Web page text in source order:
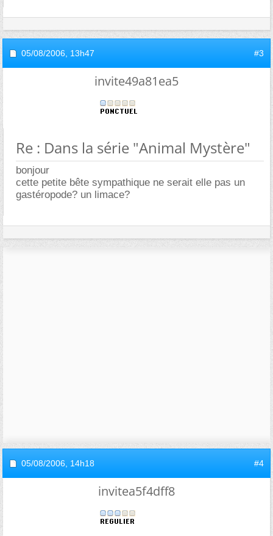
05/08/2006, 13h47 #3
invite49a81ea5
Re : Dans la série "Animal Mystère"
bonjour
cette petite bête sympathique ne serait elle pas un
gastéropode? un limace?
05/08/2006, 14h18 #4
invitea5f4dff8